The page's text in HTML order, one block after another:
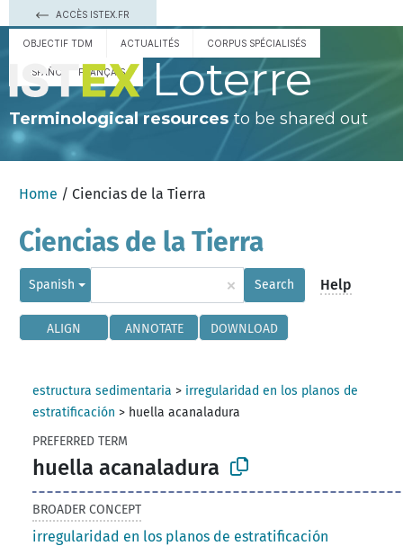
ACCÈS ISTEX.FR
OBJECTIF TDM ACTUALITÉS CORPUS SPÉCIALISÉS
ESPAÑOL FRANÇAIS Loterre
Terminological resourcesto be shared out
Home / Ciencias de la Tierra
Ciencias de la Tierra
Spanish × Search Help
ALIGN ANNOTATE DOWNLOAD
estructura sedimentaria > irregularidad en los planos de
estratificación > huella acanaladura
PREFERRED TERM
huella acanaladura
BROADER CONCEPT
irregularidad en los planos de estratificación